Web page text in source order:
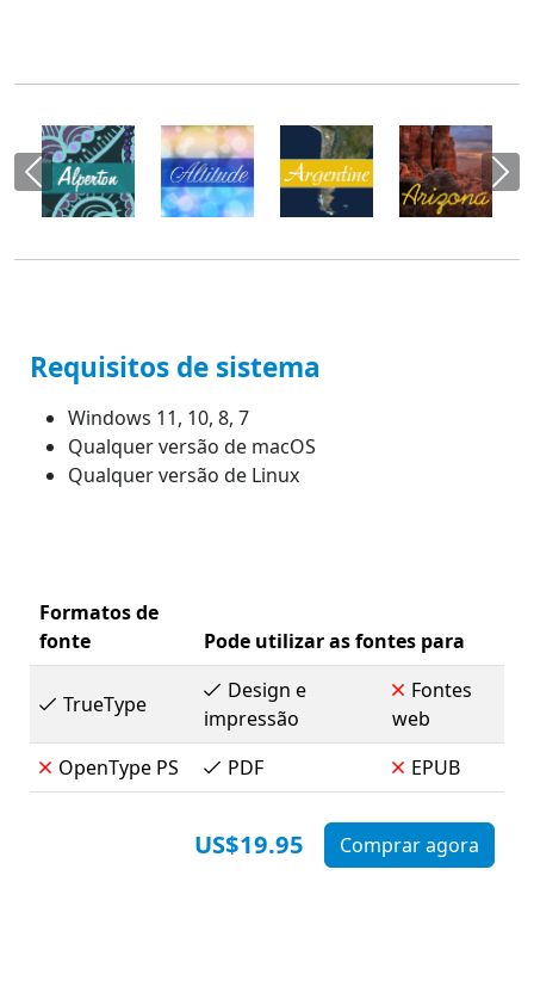
Requisitos de sistema
Windows 11, 10, 8, 7
Qualquer versão de macOS
Qualquer versão de Linux
Formatos de
fonte
Pode utilizar as fontes para
TrueType
Design e
impressão
Fontes
web
OpenType PS
PDF EPUB
US$19.95 Comprar agora